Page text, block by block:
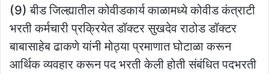
(9) बीड जिल्ह्यातील कोवीडकार्य काळामध्ये कोवीड कंत्राटी
भरती कर्मचारी प्रक्रियेत डॉक्टर सुखदेव राठोड डॉक्टर
बाबासाहेब ढाकणे यांनी मोठ्या प्रमाणात घोटाळा करून
आर्थिक व्यवहार करून पद भरती केली होती संबंधित पदभरती